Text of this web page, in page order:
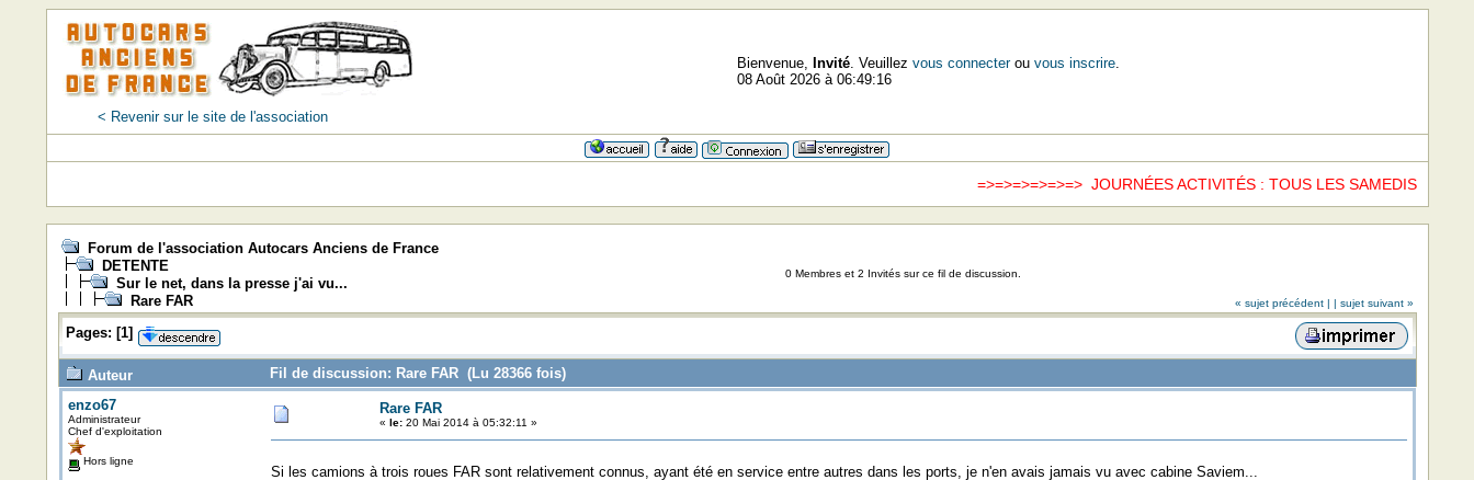
< Revenir sur le site de l'association
Bienvenue, Invité. Veuillez vous connecterou vous inscrire.
08 Août 2026 à 06:49:16
=>=>=>=>=>=> JOURNÉES ACTIVITÉS : TOUS LES SAMEDIS =>=>
Forum de l'association Autocars Anciens de France
DETENTE
Sur le net, dans la presse j'ai vu...
Rare FAR
0 Membres et 2 Invités sur ce fil de discussion.
« sujet précédent | | sujet suivant »
Pages: [1]
Auteur
Fil de discussion: Rare FAR (Lu 28366 fois)
enzo67
Administrateur
Chef d'exploitation
Hors ligne
Rare FAR
« le:20 Mai 2014 à 05:32:11 »
Si les camions à trois roues FAR sont relativement connus, ayant été en service entre autres dans les ports, je n'en avais jamais vu avec cabine Saviem...